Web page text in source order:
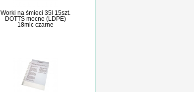
Worki na śmieci 35l 15szt.
DOTTS mocne (LDPE)
18mic czarne